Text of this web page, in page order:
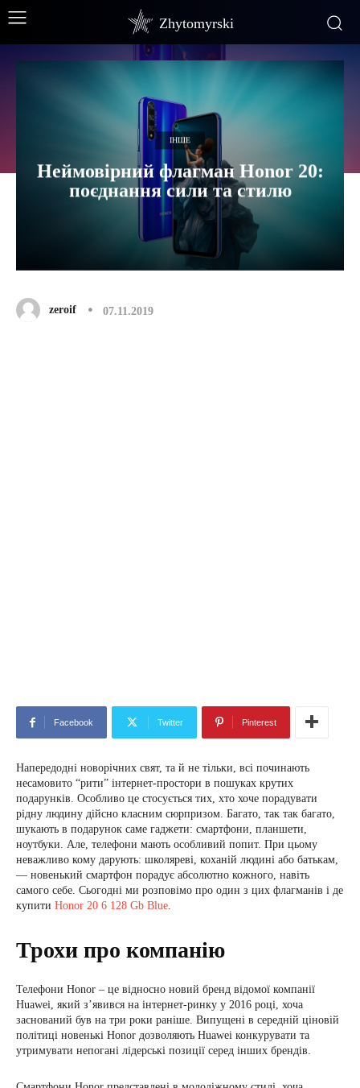
Zhytomyrski
ІНШЕ
Неймовірний флагман Honor 20:
поєднання сили та стилю
zeroif 07.11.2019
Facebook Twitter Pinterest
Напередодні новорічних свят, та й не тільки, всі починають
несамовито “рити” інтернет-простори в пошуках крутих
подарунків. Особливо це стосується тих, хто хоче порадувати
рідну людину дійсно класним сюрпризом. Багато, так так багато,
шукають в подарунок саме гаджети: смартфони, планшети,
ноутбуки. Але, телефони мають особливий попит. При цьому
неважливо кому дарують: школяреві, коханій людині або батькам,
— новенький смартфон порадує абсолютно кожного, навіть
самого себе. Сьогодні ми розповімо про один з цих флагманів і де
купити Honor 20 6 128 Gb Blue.
Трохи про компанію
Телефони Honor – це відносно новий бренд відомої компанії
Huawei, який з’явився на інтернет-ринку у 2016 році, хоча
заснований був на три роки раніше. Випущені в середній ціновій
політиці новенькі Honor дозволяють Huawei конкурувати та
утримувати непогані лідерські позиції серед інших брендів.